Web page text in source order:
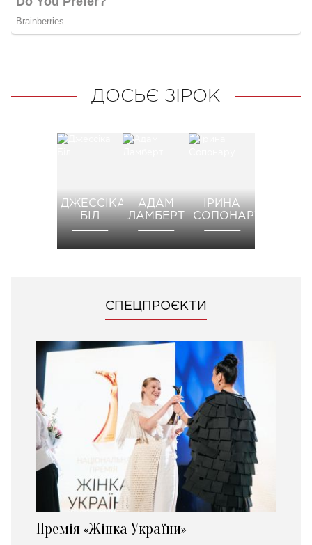
ДОСЬЄ ЗІРОК
ДЖЕССІКА
БІЛ
АДАМ
ЛАМБЕРТ
ІРИНА
СОПОНАРУ
СПЕЦПРОЄКТИ
Премія «Жінка України»